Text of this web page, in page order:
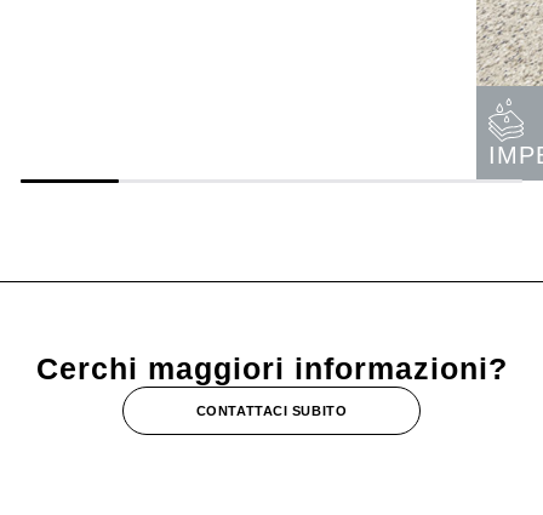
Cerchi maggiori informazioni?
CONTATTACI SUBITO